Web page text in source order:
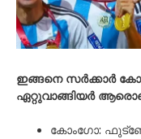
ഇങ്ങനെ സർക്കാർ
ഏറ്റുവാങ്ങിയർ
കോംഗോ: